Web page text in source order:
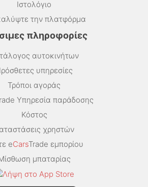
Ιστολόγιο
την πλατφόρμα
πληροφορίες
αυτοκινήτων
υπηρεσίες
Τρόποι αγοράς
Υπηρεσία παράδοσης
Κόστος
χρηστών
eCarsTrade εμπορίου
μπαταρίας